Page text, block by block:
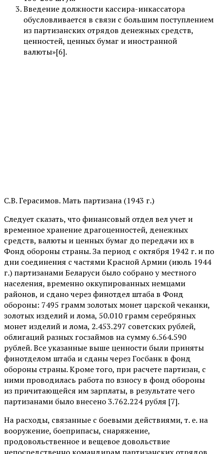
Введение должности кассира-инкассатора
обусловливается в связи с большим поступлением
из партизанских отрядов денежных средств,
ценностей, ценных бумаг и иностранной
валюты»[6].
С.В. Герасимов. Мать партизана (1943 г.)
Следует сказать, что финансовый отдел вел учет и
временное хранение драгоценностей, денежных
средств, валюты и ценных бумаг до передачи их в
Фонд обороны страны. За период с октября 1942 г. и по
дни соединения с частями Красной Армии (июль 1944
г.) партизанами Беларуси было собрано у местного
населения, временно оккупированных немцами
районов, и сдано через финотдел штаба в Фонд
обороны: 7495 грамм золотых монет царской чеканки,
золотых изделий и лома, 50.010 грамм серебряных
монет изделий и лома, 2.453.297 советских рублей,
облигаций разных госзаймов на сумму 6.564.590
рублей. Все указанные выше ценности были приняты
финотделом штаба и сданы через Госбанк в фонд
обороны страны. Кроме того, при расчете партизан, с
ними проводилась работа по взносу в фонд обороны
из причитающейся им зарплаты, в результате чего
партизанами было внесено 3.762.224 рубля [7].
На расходы, связанные с боевыми действиями, т. е. на
вооружение, боеприпасы, снаряжение,
продовольственное и вещевое довольствие